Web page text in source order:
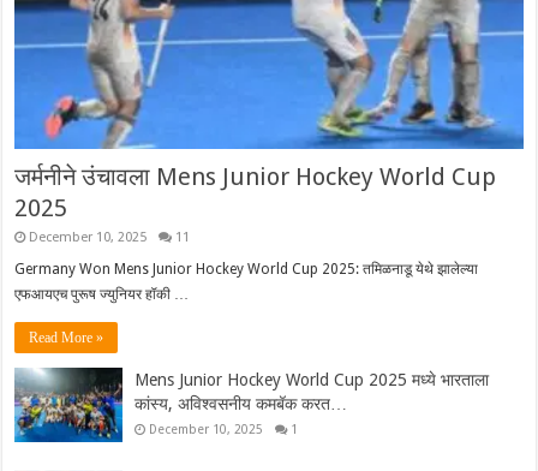
जर्मनीने उंचावला Mens Junior Hockey World Cup
2025
December 10, 2025 11
Germany Won Mens Junior Hockey World Cup 2025: तमिळनाडू येथे झालेल्या
एफआयएच पुरूष ज्युनियर हॉकी …
Read More »
Mens Junior Hockey World Cup 2025 मध्ये भारताला
कांस्य, अविश्वसनीय कमबॅक करत…
December 10, 2025 1